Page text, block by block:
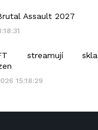
Assault 2027
streamují
15:18:29